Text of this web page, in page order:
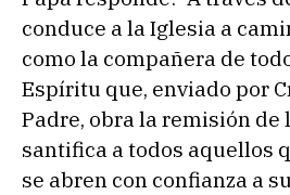
conduce a la Iglesia a
como la compañera de
Espíritu que, enviado por
Padre, obra la remisión de
santifica a todos aquellos
se abren con confianza a